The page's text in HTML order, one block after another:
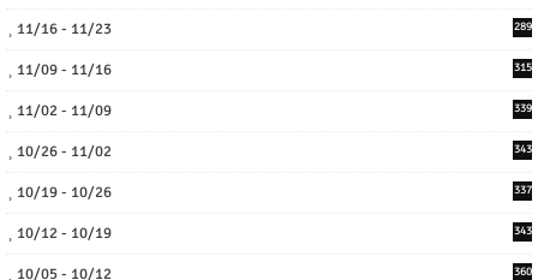
11/16 - 11/23 289
11/09 - 11/16 315
11/02 - 11/09 339
10/26 - 11/02 343
10/19 - 10/26 337
10/12 - 10/19 343
10/05 - 10/12 360